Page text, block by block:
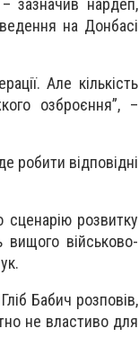
зазначив нардеп,
на Донбасі
Але кількість
озброєння”, –
робити відповідні
розвитку
вищого військово-
Бабич розповів,
не властиво для